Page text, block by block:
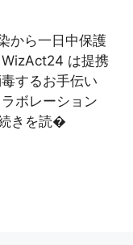
から一日中保護
は提携
するお手伝い
ボレーション
きを読�